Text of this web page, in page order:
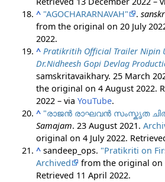
^ "AGOCHARARNAVAH" .
from the original on 20 July
2022.
^ Pratikritih Official Trailer Nipin Unni Prasad Mallissery
Dr.Nidheesh Gopi Devlag
samskritavaikhary. 25 March
the original on 4 August 2022.
2022 – viaYouTube.
^ "രാജൻ രാഘവൻ സംസ്കൃത
Samajam. 23 August 2021.
original on 4 July 2022.
^ sandeep_ops. "Pratikriti on
Archived
from the original on
Retrieved 11 April 2022.